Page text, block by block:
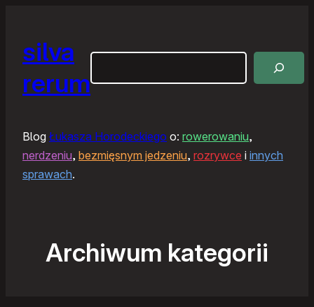
silva
rerum
Blog Łukasza Horodeckiego o: rowerowaniu,
nerdzeniu, bezmięsnym jedzeniu, rozrywce i innych
sprawach.
Archiwum kategorii